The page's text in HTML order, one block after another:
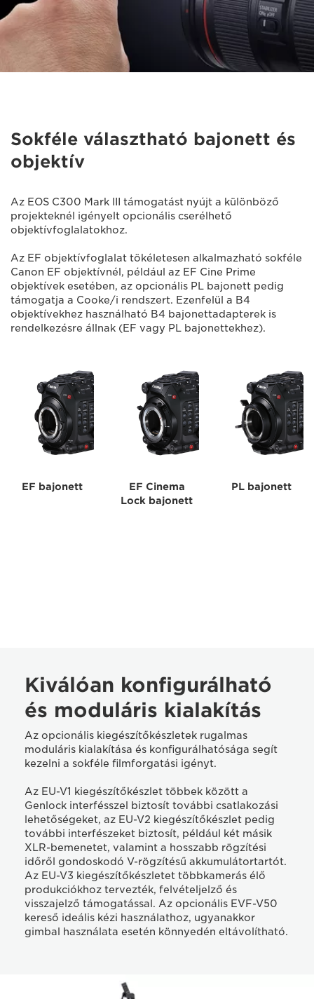
Sokféle választható bajonett és
objektív
Az EOS C300 Mark III támogatást nyújt a különböző
projekteknél igényelt opcionális cserélhető
objektívfoglalatokhoz.
Az EF objektívfoglalat tökéletesen alkalmazható sokféle
Canon EF objektívnél, például az EF Cine Prime
objektívek esetében, az opcionális PL bajonett pedig
támogatja a Cooke/i rendszert. Ezenfelül a B4
objektívekhez használható B4 bajonettadapterek is
rendelkezésre állnak (EF vagy PL bajonettekhez).
EF bajonett
EF Cinema
Lock bajonett
PL bajonett
Kiválóan konfigurálható
és moduláris kialakítás
Az opcionális kiegészítőkészletek rugalmas
moduláris kialakítása és konfigurálhatósága segít
kezelni a sokféle filmforgatási igényt.
Az EU-V1 kiegészítőkészlet többek között a
Genlock interfésszel biztosít további csatlakozási
lehetőségeket, az EU-V2 kiegészítőkészlet pedig
további interfészeket biztosít, például két másik
XLR-bemenetet, valamint a hosszabb rögzítési
időről gondoskodó V-rögzítésű akkumulátortartót.
Az EU-V3 kiegészítőkészletet többkamerás élő
produkciókhoz tervezték, felvételjelző és
visszajelző támogatással. Az opcionális EVF-V50
kereső ideális kézi használathoz, ugyanakkor
gimbal használata esetén könnyedén eltávolítható.